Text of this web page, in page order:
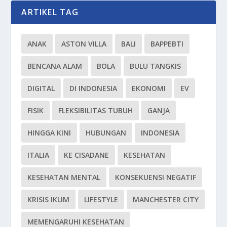
ARTIKEL TAG
ANAK ASTON VILLA BALI BAPPEBTI
BENCANA ALAM BOLA BULU TANGKIS
DIGITAL DI INDONESIA EKONOMI EV
FISIK FLEKSIBILITAS TUBUH GANJA
HINGGA KINI HUBUNGAN INDONESIA
ITALIA KE CISADANE KESEHATAN
KESEHATAN MENTAL KONSEKUENSI NEGATIF
KRISIS IKLIM LIFESTYLE MANCHESTER CITY
MEMENGARUHI KESEHATAN